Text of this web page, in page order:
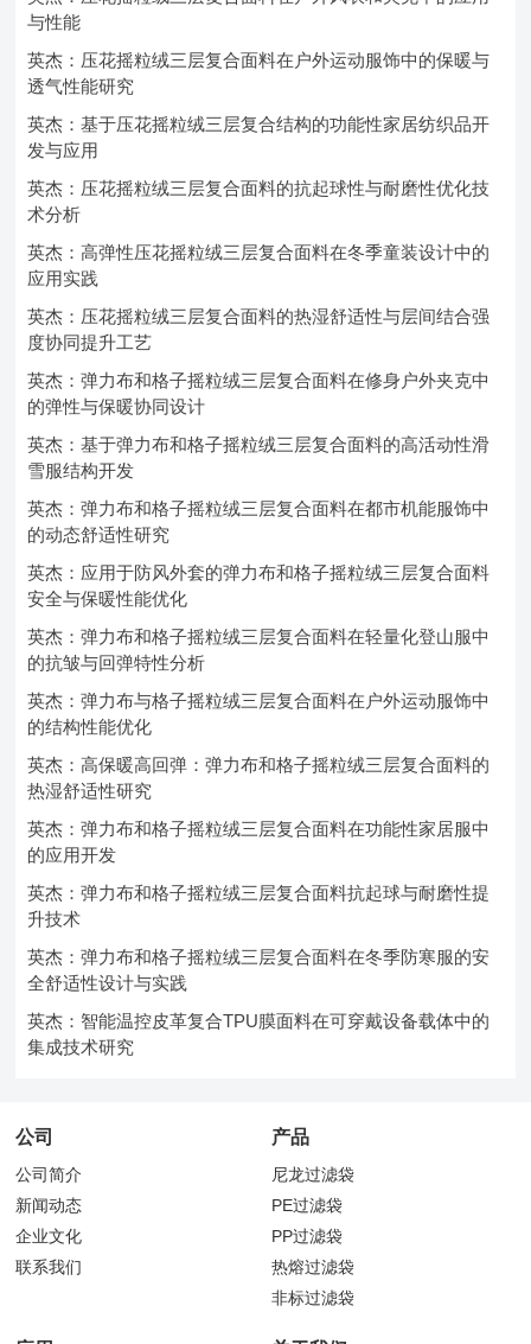
与性能
英杰：压花摇粒绒三层复合面料在户外运动服饰中的保暖与
透气性能研究
英杰：基于压花摇粒绒三层复合结构的功能性家居纺织品开
发与应用
英杰：压花摇粒绒三层复合面料的抗起球性与耐磨性优化技
术分析
英杰：高弹性压花摇粒绒三层复合面料在冬季童装设计中的
应用实践
英杰：压花摇粒绒三层复合面料的热湿舒适性与层间结合强
度协同提升工艺
英杰：弹力布和格子摇粒绒三层复合面料在修身户外夹克中
的弹性与保暖协同设计
英杰：基于弹力布和格子摇粒绒三层复合面料的高活动性滑
雪服结构开发
英杰：弹力布和格子摇粒绒三层复合面料在都市机能服饰中
的动态舒适性研究
英杰：应用于防风外套的弹力布和格子摇粒绒三层复合面料
安全与保暖性能优化
英杰：弹力布和格子摇粒绒三层复合面料在轻量化登山服中
的抗皱与回弹特性分析
英杰：弹力布与格子摇粒绒三层复合面料在户外运动服饰中
的结构性能优化
英杰：高保暖高回弹：弹力布和格子摇粒绒三层复合面料的
热湿舒适性研究
英杰：弹力布和格子摇粒绒三层复合面料在功能性家居服中
的应用开发
英杰：弹力布和格子摇粒绒三层复合面料抗起球与耐磨性提
升技术
英杰：弹力布和格子摇粒绒三层复合面料在冬季防寒服的安
全舒适性设计与实践
英杰：智能温控皮革复合TPU膜面料在可穿戴设备载体中的
集成技术研究
公司
公司简介
新闻动态
企业文化
联系我们
产品
尼龙过滤袋
PE过滤袋
PP过滤袋
热熔过滤袋
非标过滤袋